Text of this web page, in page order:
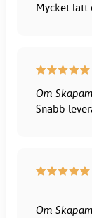
Mycket lätt
Om
Snabb
Om